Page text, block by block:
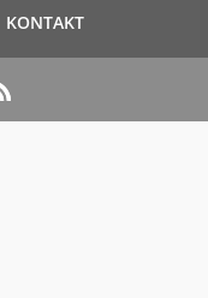
KONTAKT